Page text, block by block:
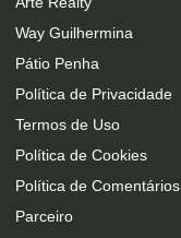
Way Guilhermina
Pátio Penha
Política de Privacidade
Termos de Uso
Política de Cookies
Política de Comentários
Parceiro